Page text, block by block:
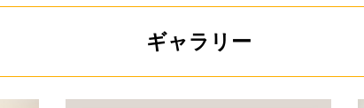
ギャラリー